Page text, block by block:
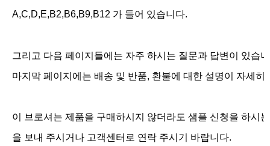
A,C,D,E,B2,B6,B9,B12 가 들어 있습니다.
그리고 다음 페이지들에는 자주 하시는 질문과 답변이 있습
마지막 페이지에는 배송 및 반품, 환불에 대한 설명이 자세
이 브로셔는 제품을 구매하시지 않더라도 샘플 신청을 하시
을 보내 주시거나 고객센터로 연락 주시기 바랍니다.